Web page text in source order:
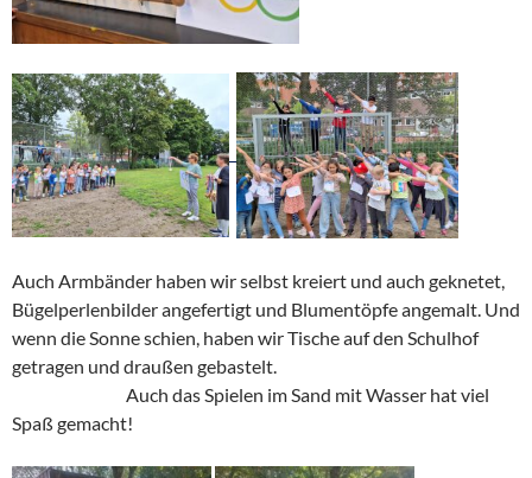
Auch Armbänder haben wir selbst kreiert und auch geknetet,
Bügelperlenbilder angefertigt und Blumentöpfe angemalt. Und
wenn die Sonne schien, haben wir Tische auf den Schulhof
getragen und draußen gebastelt.
Auch das Spielen im Sand mit Wasser hat viel
Spaß gemacht!